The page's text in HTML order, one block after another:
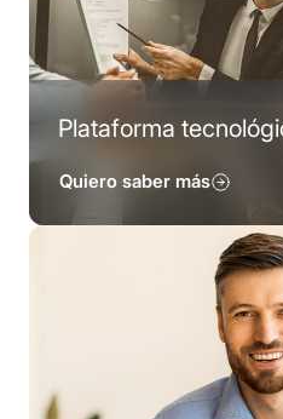
Plataforma
Quiero saber más